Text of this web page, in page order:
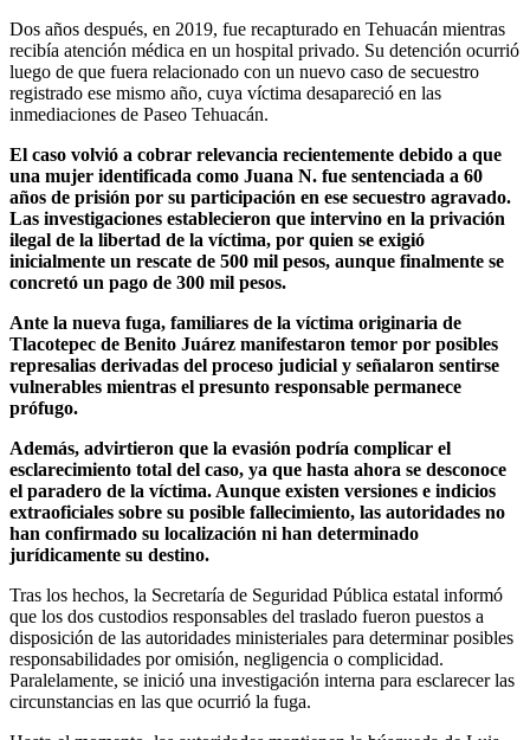
Dos años después, en 2019, fue recapturado en Tehuacán mientras
recibía atención médica en un hospital privado. Su detención ocurrió
luego de que fuera relacionado con un nuevo caso de secuestro
registrado ese mismo año, cuya víctima desapareció en las
inmediaciones de Paseo Tehuacán.
El caso volvió a cobrar relevancia recientemente debido a que
una mujer identificada como Juana N. fue sentenciada a 60
años de prisión por su participación en ese secuestro agravado.
Las investigaciones establecieron que intervino en la privación
ilegal de la libertad de la víctima, por quien se exigió
inicialmente un rescate de 500 mil pesos, aunque finalmente se
concretó un pago de 300 mil pesos.
Ante la nueva fuga, familiares de la víctima originaria de
Tlacotepec de Benito Juárez manifestaron temor por posibles
represalias derivadas del proceso judicial y señalaron sentirse
vulnerables mientras el presunto responsable permanece
prófugo.
Además, advirtieron que la evasión podría complicar el
esclarecimiento total del caso, ya que hasta ahora se desconoce
el paradero de la víctima. Aunque existen versiones e indicios
extraoficiales sobre su posible fallecimiento, las autoridades no
han confirmado su localización ni han determinado
jurídicamente su destino.
Tras los hechos, la Secretaría de Seguridad Pública estatal informó
que los dos custodios responsables del traslado fueron puestos a
disposición de las autoridades ministeriales para determinar posibles
responsabilidades por omisión, negligencia o complicidad.
Paralelamente, se inició una investigación interna para esclarecer las
circunstancias en las que ocurrió la fuga.